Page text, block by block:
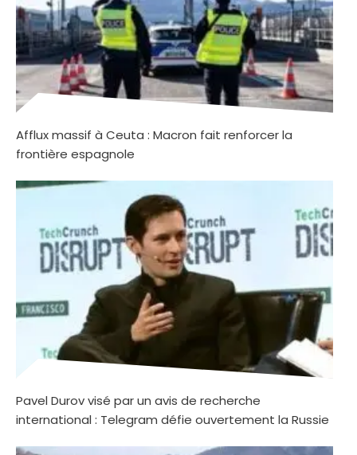
Afflux massif à Ceuta : Macron fait renforcer la
frontière espagnole
Pavel Durov visé par un avis de recherche
international : Telegram défie ouvertement la Russie